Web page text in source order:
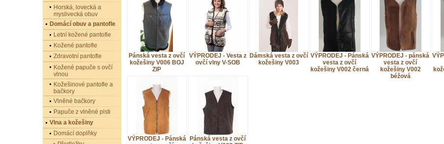
Pánská vesta z ovčí
kožešiny V006 BOJ
ZIP
VÝPRODEJ - Vesta z
ovčí vlny V-SOB
Dámská vesta z ovčí
kožešiny V003
VÝPRODEJ - Pánská
vesta z ovčí
kožešiny V002 černá
VÝPRODEJ - pánská
vesta z ovčí
kožešiny V002
béžová
VÝPRODEJ - Pánská
Pánská vesta z ovčí
Horská, lovecká a
myslivecká obuv
Domácí obuv a pantofle
Letní kožené pantofle
Kožené pantofle
Zdravotní pantofle
Kožené papuče s ovčí
vlnou
Kožešinové pantofle a
bačkory
Vlněné bačkory
Papuče z vlněné plsti
Vlna a kožešiny
Domácí doplňky